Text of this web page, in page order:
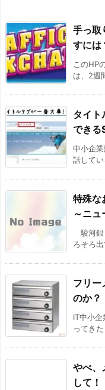
手っ取
すには
このHP
は、2週
タイト
できる
中小企
話して
特殊な
～ニ
駿河銀
ろそろ
フリー
のか？
IT中小
ってき
やべ、
して